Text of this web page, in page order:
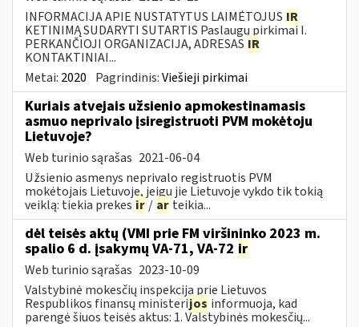
INFORMACIJA APIE NUSTATYTUS LAIMĖTOJUS IR
KETINIMĄ SUDARYTI SUTARTIS Paslaugų pirkimai I.
PERKANČIOJI ORGANIZACIJA, ADRESAS IR
KONTAKTINIAI...
Metai: 2020 Pagrindinis:Viešieji pirkimai
Kuriais atvejais užsienio apmokestinamasis
asmuo neprivalo įsiregistruoti PVM mokėtoju
Lietuvoje?
Web turinio sąrašas 2021-06-04
Užsienio asmenys neprivalo registruotis PVM
mokėtojais Lietuvoje, jeigu jie Lietuvoje vykdo tik tokią
veiklą: tiekia prekes ir / ar teikia...
dėl teisės aktų (VMI prie FM viršininko 2023 m.
spalio 6 d. įsakymų VA-71, VA-72 ir
Web turinio sąrašas 2023-10-09
Valstybinė mokesčių inspekcija prie Lietuvos
Respublikos finansų ministerijos informuoja, kad
parengė šiuos teisės aktus: 1. Valstybinės mokesčių...